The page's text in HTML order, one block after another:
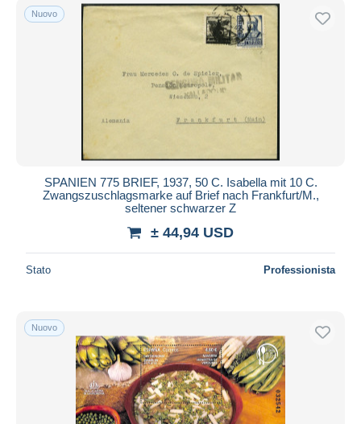
Nuovo
SPANIEN 775 BRIEF, 1937, 50 C. Isabella mit 10 C.
Zwangszuschlagsmarke auf Brief nach Frankfurt/M.,
seltener schwarzer Z
± 44,94 USD
Stato Professionista
Nuovo